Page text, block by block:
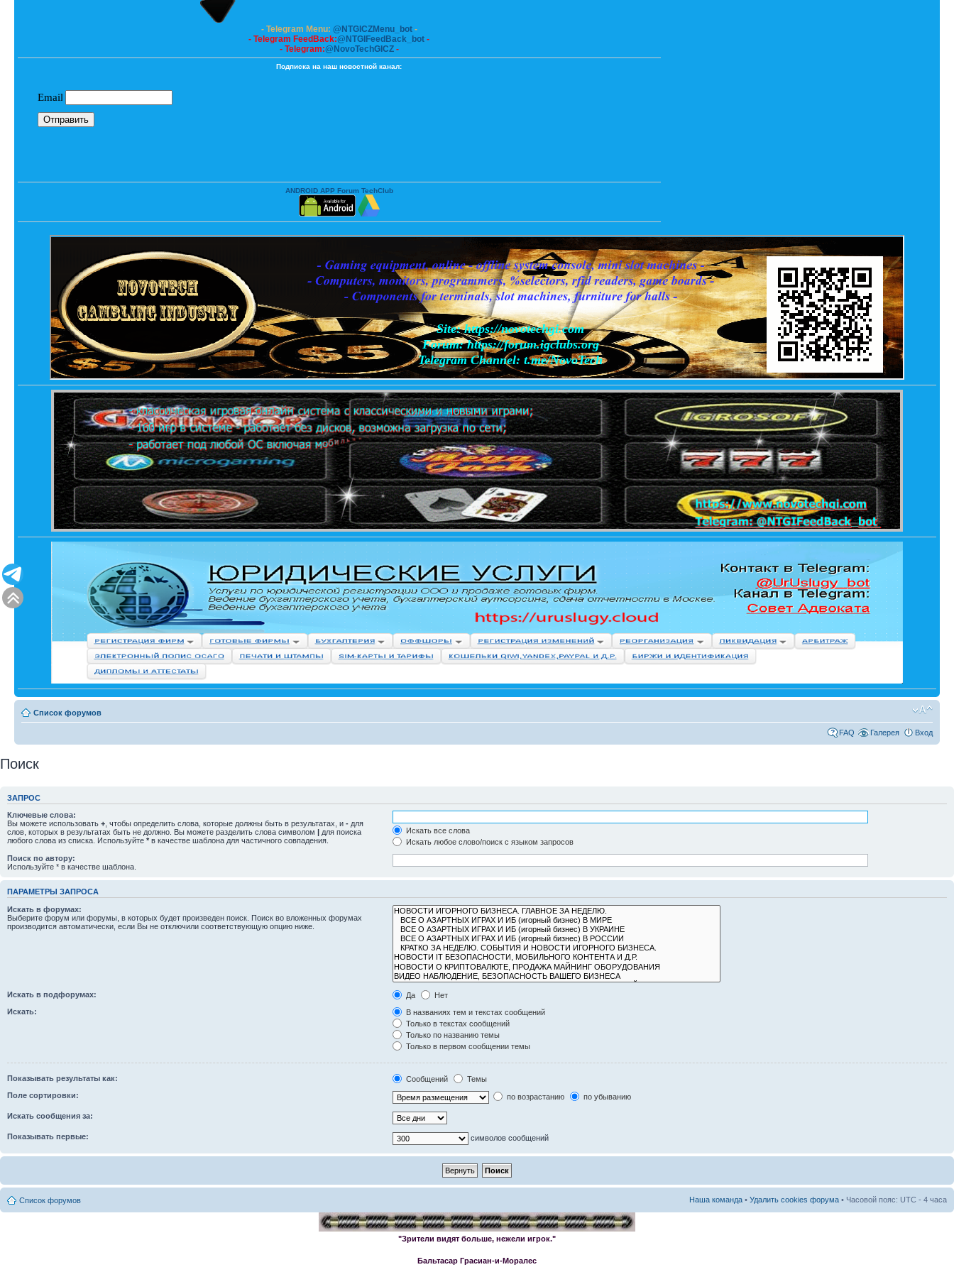
- Telegram Menu: @NTGICZMenu_bot-
- Telegram FeedBack:@NTGIFeedBack_bot -
- Telegram:@NovoTechGICZ-
Подписка на наш новостной канал:
ANDROID APP Forum TechClub
Список форумов
FAQ Галерея Вход
Поиск
ЗАПРОС
Ключевые слова:
Вы можете использовать + , чтобы определить слова, которые должны быть в результатах, и - для
слов, которых в результатах быть не должно. Вы можете разделить слова символом | для поиска
любого слова из списка. Используйте * в качестве шаблона для частичного совпадения.
Искать все слова
Искать любое слово/поиск с языком запросов
Поиск по автору:
Используйте * в качестве шаблона.
ПАРАМЕТРЫ ЗАПРОСА
Искать в форумах:
Выберите форум или форумы, в которых будет произведен поиск. Поиск во вложенных форумах
производится автоматически, если Вы не отключили соответствующую опцию ниже.
Искать в подфорумах: Да
Нет
Искать:
В названиях тем и текстах сообщений
Только в текстах сообщений
Только по названию темы
Только в первом сообщении темы
Показывать результаты как: Сообщений
Темы
Поле сортировки:
по возрастанию по убыванию
Искать сообщения за:
Показывать первые: символов сообщений
Список форумов Наша команда • Удалить cookies форума • Часовой пояс: UTC - 4 часа
"Зрители видят больше, нежели игрок."
Бальтасар Грасиан-и-Моралес